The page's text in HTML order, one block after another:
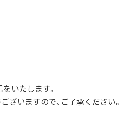
いたします。
ざいますので、ご了承ください。